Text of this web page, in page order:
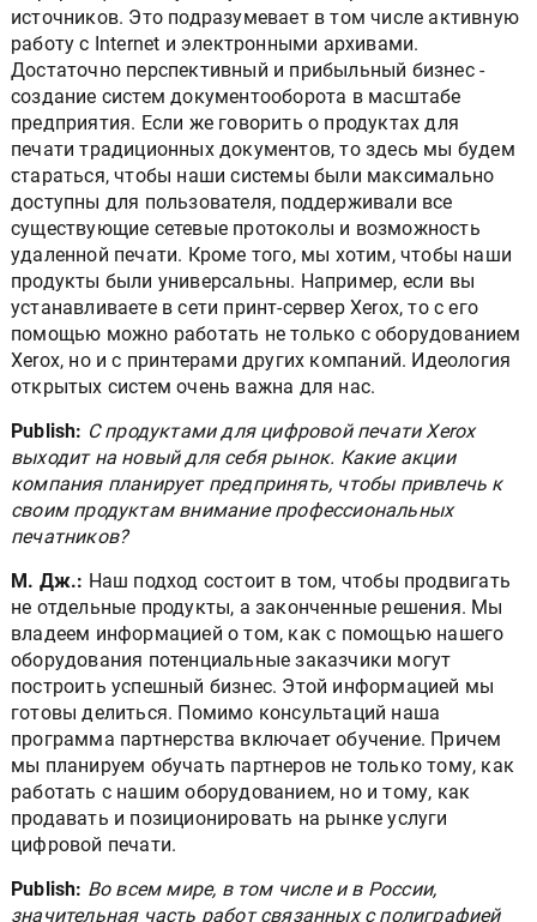
источников. Это подразумевает в том числе активную
работу с Internet и электронными архивами.
Достаточно перспективный и прибыльный бизнес -
создание систем документооборота в масштабе
предприятия. Если же говорить о продуктах для
печати традиционных документов, то здесь мы будем
стараться, чтобы наши системы были максимально
доступны для пользователя, поддерживали все
существующие сетевые протоколы и возможность
удаленной печати. Кроме того, мы хотим, чтобы наши
продукты были универсальны. Например, если вы
устанавливаете в сети принт-сервер Xerox, то с его
помощью можно работать не только с оборудованием
Xerox, но и с принтерами других компаний. Идеология
открытых систем очень важна для нас.
Publish: С продуктами для цифровой печати Xerox
выходит на новый для себя рынок. Какие акции
компания планирует предпринять, чтобы привлечь к
своим продуктам внимание профессиональных
печатников?
М. Дж.: Наш подход состоит в том, чтобы продвигать
не отдельные продукты, а законченные решения. Мы
владеем информацией о том, как с помощью нашего
оборудования потенциальные заказчики могут
построить успешный бизнес. Этой информацией мы
готовы делиться. Помимо консультаций наша
программа партнерства включает обучение. Причем
мы планируем обучать партнеров не только тому, как
работать с нашим оборудованием, но и тому, как
продавать и позиционировать на рынке услуги
цифровой печати.
Publish: Во всем мире, в том числе и в России,
значительная часть работ связанных с полиграфией